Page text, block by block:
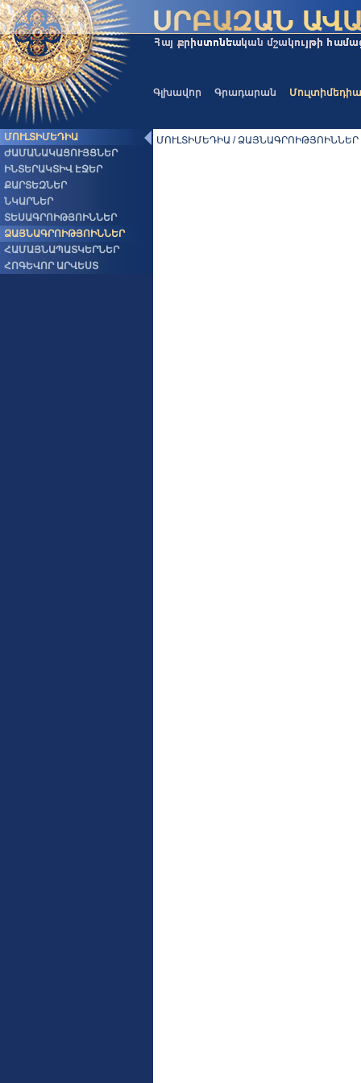
Գլխավոր Գրադարան Մուլտիմեդիա
ՄՈՒԼՏԻՄԵԴԻԱ
ԺԱՄԱՆԱԿԱՑՈՒՅՑՆԵՐ
ԻՆՏԵՐԱԿՏԻՎ ԷՋԵՐ
ՔԱՐՏԵԶՆԵՐ
ՆԿԱՐՆԵՐ
ՏԵՍԱԳՐՈԻԹՅՈԻՆՆԵՐ
ՁԱՅՆԱԳՐՈԻԹՅՈԻՆՆԵՐ
ՀԱՄԱՅՆԱՊԱՏԿԵՐՆԵՐ
ՀՈԳԵՎՈՐ ԱՐՎԵՍՏ
ՄՈՒԼՏԻՄԵԴԻԱ / ՁԱՅՆԱԳՐՈԻԹՅՈԻՆՆԵՐ